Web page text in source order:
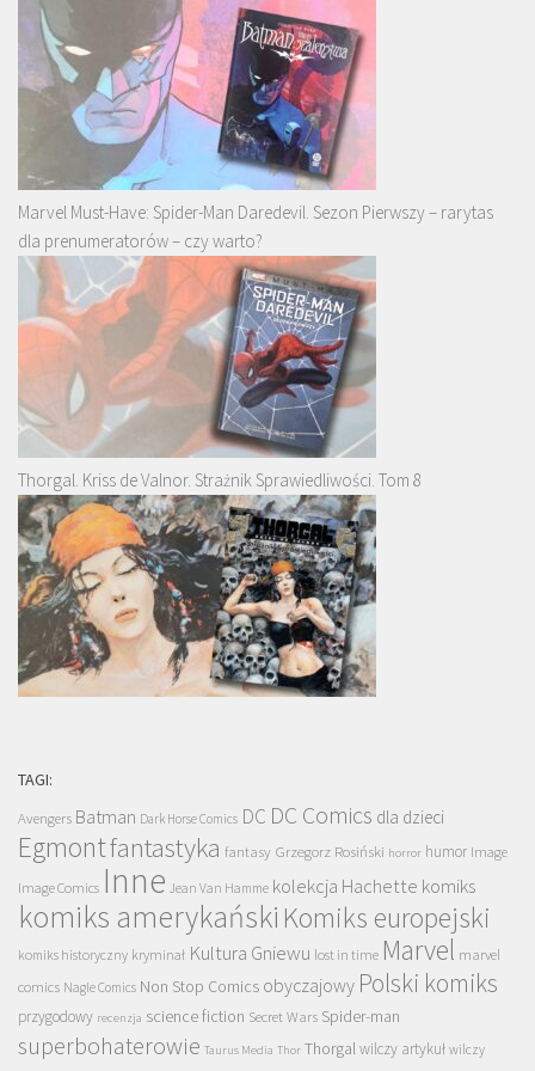
Marvel Must-Have: Spider-Man Daredevil. Sezon Pierwszy – rarytas
dla prenumeratorów – czy warto?
Thorgal. Kriss de Valnor. Strażnik Sprawiedliwości. Tom 8
TAGI:
Avengers Batman Dark Horse Comics DC DC Comics dla dzieci
Egmontfantastyka fantasy Grzegorz Rosiński horror humor Image
Image Comics Inne Jean Van Hamme kolekcja Hachette komiks
komiks amerykański Komiks europejski
komiks historyczny kryminał Kultura Gniewu lost in time Marvel marvel
comics Nagle Comics Non Stop Comics obyczajowy Polski komiks
przygodowy recenzja science fiction Secret Wars Spider-man
superbohaterowie Taurus Media Thor Thorgalwilczy artykuł wilczy